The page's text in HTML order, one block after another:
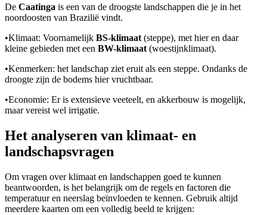
De Caatinga is een van de droogste landschappen die je in het
noordoosten van Brazilië vindt.
•Klimaat: Voornamelijk BS-klimaat (steppe), met hier en daar
kleine gebieden met een BW-klimaat (woestijnklimaat).
•Kenmerken: het landschap ziet eruit als een steppe. Ondanks de
droogte zijn de bodems hier vruchtbaar.
•Economie: Er is extensieve veeteelt, en akkerbouw is mogelijk,
maar vereist wel irrigatie.
Het analyseren van klimaat- en
landschapsvragen
Om vragen over klimaat en landschappen goed te kunnen
beantwoorden, is het belangrijk om de regels en factoren die
temperatuur en neerslag beïnvloeden te kennen. Gebruik altijd
meerdere kaarten om een volledig beeld te krijgen: